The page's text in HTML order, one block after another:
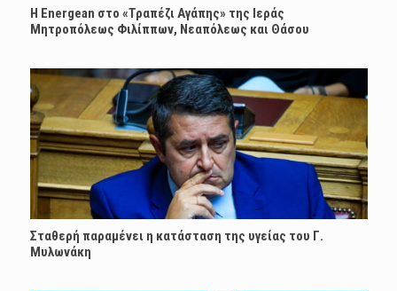
H Energean στο «Τραπέζι Αγάπης» της Ιεράς
Μητροπόλεως Φιλίππων, Νεαπόλεως και Θάσου
Σταθερή παραμένει η κατάσταση της υγείας του Γ.
Μυλωνάκη